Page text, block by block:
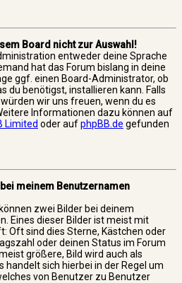
Board nicht zur Auswahl!
entweder deine Sprache
hat das Forum bislang in deine
ggf. einen Board-Administrator, ob
du benötigst, installieren kann. Falls
wir uns freuen, wenn du es
Informationen dazu können auf
Limited oder aufphpBB.de gefunden
meinem Benutzernamen
zwei Bilder bei deinem
Eines dieser Bilder ist meist mit
Oft sind dies Sterne, Kästchen oder
oder deinen Status im Forum
größere, Bild wird auch als
handelt sich hierbei in der Regel um
von Benutzer zu Benutzer